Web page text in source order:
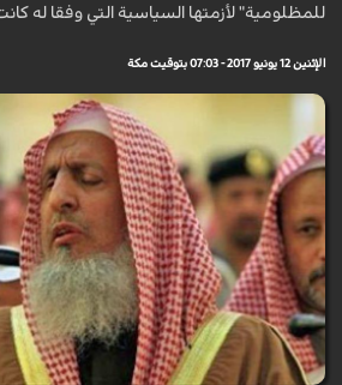
للمظلومية" لأزمتها السياسية التي وفقا له
الإثنين 12 يونيو 2017 - 07:03 بتوقيت مكة